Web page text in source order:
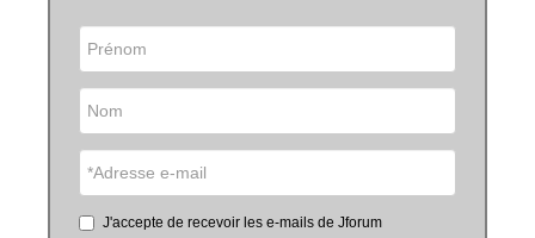
J'accepte de recevoir les e-mails de Jforum